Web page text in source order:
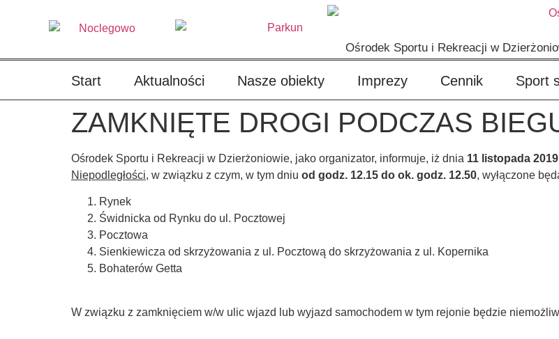
Ośrodek Sportu i Rekreacji w
Start Aktualności Nasze obiekty Imprezy Cennik Sport
ZAMKNIĘTE DROGI PODCZAS
Ośrodek Sportu i Rekreacji w Dzierżoniowie, jako organizator, informuje, iż dnia 11 listopada
Niepodległości, w związku z czym, w tym dniu od godz. 12.15 do ok. godz. 12.50, wyłączone
Rynek
Świdnicka od Rynku do ul. Pocztowej
Pocztowa
Sienkiewicza od skrzyżowania z ul. Pocztową do skrzyżowania z ul. Kopernika
Bohaterów Getta
W związku z zamknięciem w/w ulic wjazd lub wyjazd samochodem w tym rejonie będzie